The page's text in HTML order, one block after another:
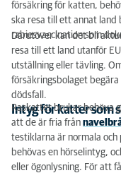
försäkring för katten,
ska resa till ett annat land
rabiesvaccination som
Därutöver kan det bli
resa till ett land utanför
utställning eller tävling.
försäkringsbolaget
dödsfall.
Intyg för katter som
Raskatter brukar behöva
att de är fria från
testiklarna är normala
behövas en hörselintyg,
eller ögonlysning. För att